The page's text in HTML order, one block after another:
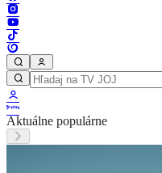
Aktuálne populárne